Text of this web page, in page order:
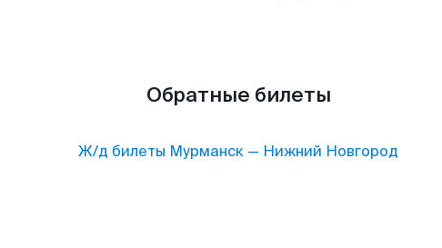
Обратные билеты
Ж/д билеты Мурманск — Нижний Новгород